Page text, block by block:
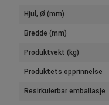
Hjul, Ø (mm)
Bredde (mm)
Produktvekt (kg)
Produktets opprinnelse
Resirkulerbar emballasje